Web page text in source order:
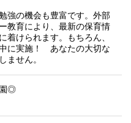
強の機会も豊富です。外部
教育により、最新の保育情
着けられます。もちろん、
に実施！ あなたの大切な
ません。
園◎